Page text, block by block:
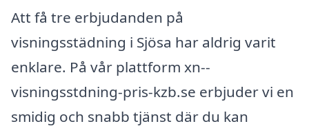
Att få tre erbjudanden på
visningsstädning i Sjösa har aldrig varit
enklare. På vår plattform xn--
visningsstdning-pris-kzb.se erbjuder vi en
smidig och snabb tjänst där du kan